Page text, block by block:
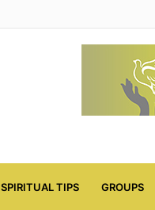
SPIRITUAL TIPS GROUPS